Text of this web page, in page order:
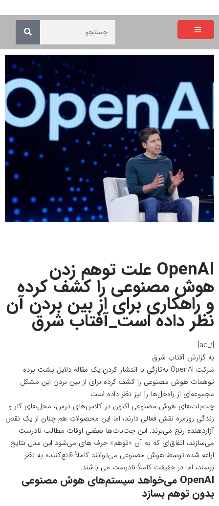
OpenAI علت توهم زدن
هوش مصنوعی را کشف کرده
و راهکاری برای از بین بردن آن
نظر داده است_آفتاب شرق
[ad_1]
به گزارش آفتاب شرق
شرکت OpenAI به‌تازگی با انتشار کردن یک مقاله دلایل پشت پرده
توهمات هوش مصنوعی را کشف کرده برای از بین بردن این مشکل
مجموعه‌ای از راه‌حل‌ها را نیز نظر داده است.
چت‌بات‌های هوش مصنوعی اکنون در کلاس‌های درس، محل‌های کار و
زندگی روزمره نقش فعالی دارند، اما این محصولات هم چنان از یک نقص
آزاردهنده رنج می‌برند. این چت‌بات‌ها بعضی اوقات مطالب نادرست
می‌سازند، اتفاق‌ای که به آن «توهم» حرف های می‌شود این مدل نتایج
اراعه شده توسط هوش مصنوعی می‌توانند کاملاً قانع‌کننده به نظر
برسند، اما در حقیقت کاملاً نادرست می باشند.
OpenAI می‌خواهد سیستم‌های هوش مصنوعی
بدون توهم بسازد